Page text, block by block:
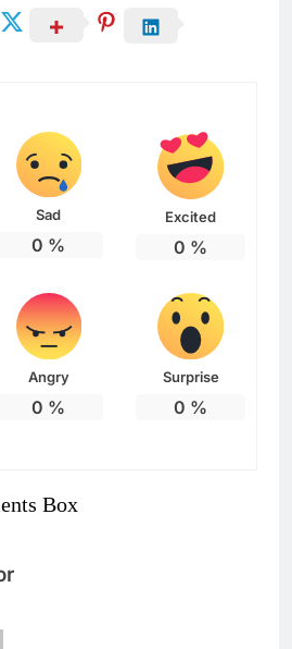
Sad
0 %
Excited
0 %
Angry
0 %
Surprise
0 %
Box